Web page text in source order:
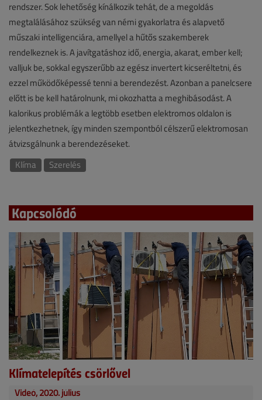
rendszer. Sok lehetőség kínálkozik tehát, de a megoldás
megtalálásához szükség van némi gyakorlatra és alapvető
műszaki intelligenciára, amellyel a hűtős szakemberek
rendelkeznek is. A javítgatáshoz idő, energia, akarat, ember kell;
valljuk be, sokkal egyszerűbb az egész invertert kicseréltetni, és
ezzel működőképessé tenni a berendezést. Azonban a panelcsere
előtt is be kell határolnunk, mi okozhatta a meghibásodást. A
kalorikus problémák a legtöbb esetben elektromos oldalon is
jelentkezhetnek, így minden szempontból célszerű elektromosan
átvizsgálnunk a berendezéseket.
Klíma
Szerelés
Kapcsolódó
Klímatelepítés csörlővel
Videó, 2020. július